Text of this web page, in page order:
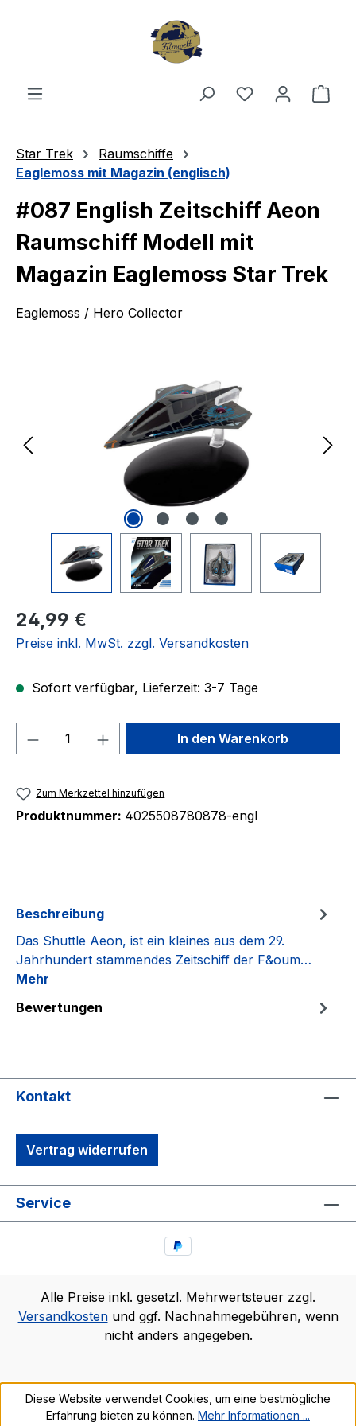
Du hast 0
Star Trek
Raumschiffe
Eaglemoss mit Magazin (englisch)
#087 English Zeitschiff Aeon
Raumschiff Modell mit
Magazin Eaglemoss Star Trek
Eaglemoss / Hero Collector
Regulärer Preis:
24,99 €
Preise inkl. MwSt. zzgl. Versandkosten
Sofort verfügbar, Lieferzeit: 3-7 Tage
Produkt Anzahl: Gib denIn den Warenkorb
Zum Merkzettel hinzufügen
Produktnummer: 4025508780878-engl
Beschreibung
Das Shuttle Aeon, ist ein kleines aus dem 29.
Jahrhundert stammendes Zeitschiff der F&oum…
Mehr
Bewertungen
Kontakt
Vertrag widerrufen
Service
Alle Preise inkl. gesetzl. Mehrwertsteuer zzgl.
Versandkostenund ggf. Nachnahmegebühren, wenn
nicht anders angegeben.
Diese Website verwendet Cookies, um eine bestmögliche
Erfahrung bieten zu können. Mehr Informationen ...